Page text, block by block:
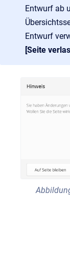
Entwurf ab
Entwurf
[Seite